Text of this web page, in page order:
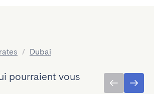
/ Dubai
pourraient vous